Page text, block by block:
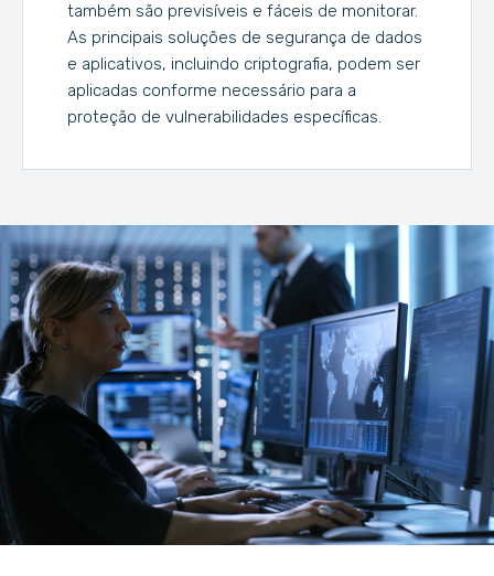
também são previsíveis e fáceis de monitorar.
As principais soluções de segurança de dados
e aplicativos, incluindo criptografia, podem ser
aplicadas conforme necessário para a
proteção de vulnerabilidades específicas.